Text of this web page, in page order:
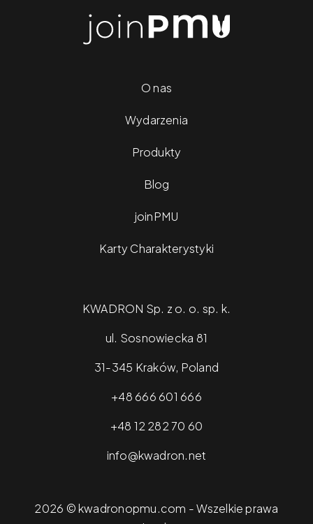
O nas
Wydarzenia
Produkty
Blog
joinPMU
Karty Charakterystyki
KWADRON Sp. z o. o. sp. k.
ul. Sosnowiecka 81
31-345 Kraków, Poland
+48 666 601 666
+48 12 282 70 60
info@kwadron.net
2026 © kwadronopmu.com - Wszelkie prawa